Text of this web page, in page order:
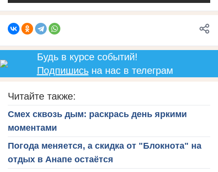
Будь в курсе событий!
Подпишисьна нас в телеграм
Читайте также:
Смех сквозь дым: раскрась день яркими
моментами
Погода меняется, а скидка от "Блокнота" на
отдых в Анапе остаётся